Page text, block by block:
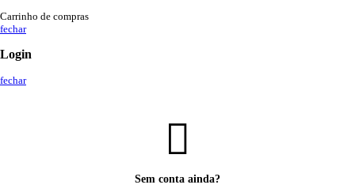
Carrinho de compras
fechar
Login
fechar
Sem conta ainda?